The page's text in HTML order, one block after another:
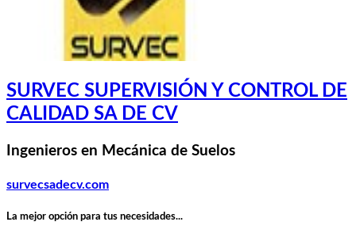
SURVEC SUPERVISIÓN Y CONTROL DE
CALIDAD SA DE CV
Ingenieros en Mecánica de Suelos
survecsadecv.com
La mejor opción para tus necesidades...